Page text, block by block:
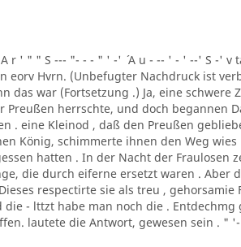
r ' " " S --- "- - - " ' -' ´ A u - -- ' - ' --' S -' v
eorv Hvrn. (Unbefugter Nachdruck ist
das war (Fortsetzung .) Ja, eine schwere
Preußen herrschte, und doch begannen
. eine Kleinod , daß den Preußen
König, schimmerte ihnen den Weg
hatten . In der Nacht der Fraulosen
die durch eiferne ersetzt waren . Aber
respectirte sie als treu , gehorsamie
die - lttzt habe man noch die .
lautete die Antwort, gewesen sein . "